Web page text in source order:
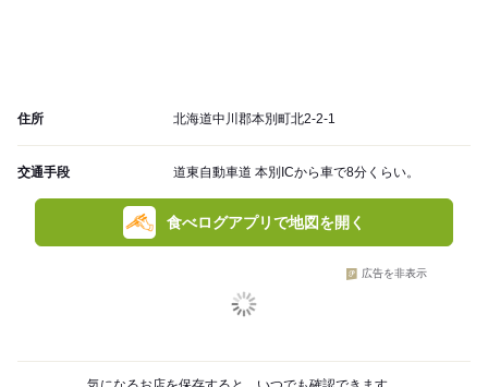
住所 北海道中川郡本別町北2-2-1
交通手段 道東自動車道 本別ICから車で8分くらい。
食べログアプリで地図を開く
広告を非表示